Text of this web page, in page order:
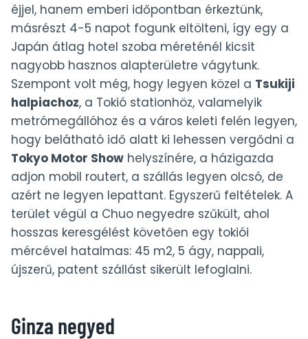
éjjel, hanem emberi időpontban érkeztünk,
másrészt 4-5 napot fogunk eltölteni, így egy a
Japán átlag hotel szoba méreténél kicsit
nagyobb hasznos alapterületre vágytunk.
Szempont volt még, hogy legyen közel a Tsukiji
halpiachoz, a Tokió stationhöz, valamelyik
metrómegállóhoz és a város keleti felén legyen,
hogy belátható idő alatt ki lehessen vergődni a
Tokyo Motor Show helyszínére, a házigazda
adjon mobil routert, a szállás legyen olcsó, de
azért ne legyen lepattant. Egyszerű feltételek. A
terület végül a Chuo negyedre szűkült, ahol
hosszas keresgélést követően egy tokiói
mércével hatalmas: 45 m2, 5 ágy, nappali,
újszerű, patent szállást sikerült lefoglalni.
Ginza negyed